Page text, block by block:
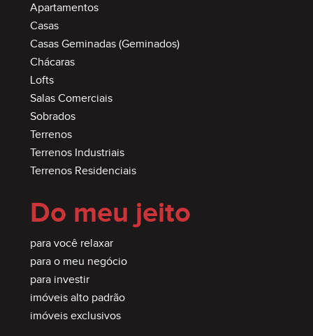
Apartamentos
Casas
Casas Geminadas (Geminados)
Chácaras
Lofts
Salas Comerciais
Sobrados
Terrenos
Terrenos Industriais
Terrenos Residenciais
Do meu jeito
para você relaxar
para o meu negócio
para investir
imóveis alto padrão
imóveis exclusivos